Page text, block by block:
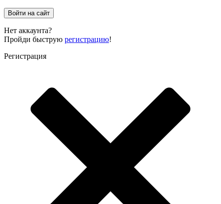
Войти на сайт
Нет аккаунта?
Пройди быструю регистрацию!
Регистрация